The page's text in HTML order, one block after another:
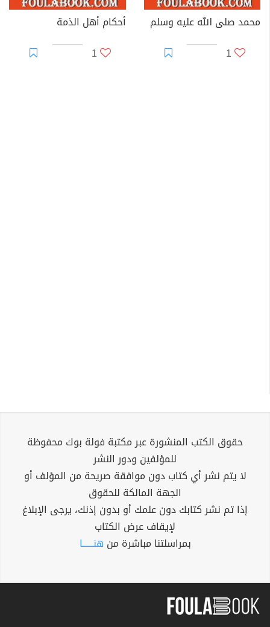
محمد صلى الله عليه وسلم
1
أحكام أهل الذمة
1
حقوق الكتب المنشورة عبر مكتبة فولة بوك محفوظة
للمؤلفين ودور النشر
لا يتم نشر أي كتاب دون موافقة صريحة من المؤلف أو
الجهة المالكة للحقوق
إذا تم نشر كتابك دون علمك أو بدون إذنك، يرجى الإبلاغ
لإيقاف عرض الكتاب
بمراسلتنا مباشرة من هنــــــا